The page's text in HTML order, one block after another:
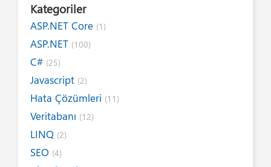
Kategoriler
ASP.NET Core (1)
ASP.NET (100)
C# (25)
Javascript (2)
Hata Çözümleri (11)
Veritabanı (12)
LINQ (2)
SEO (4)